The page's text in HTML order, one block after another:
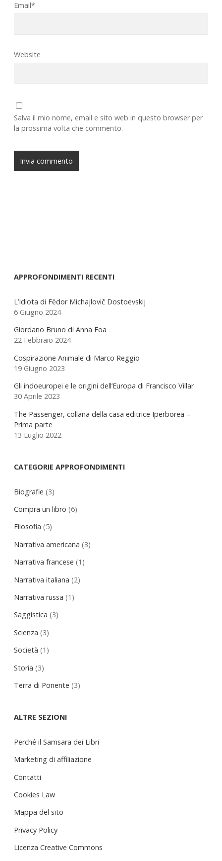
Email*
Website
Salva il mio nome, email e sito web in questo browser per
la prossima volta che commento.
Sidebar
APPROFONDIMENTI RECENTI
L’Idiota di Fëdor Michajlovič Dostoevskij
6 Giugno 2024
Giordano Bruno di Anna Foa
22 Febbraio 2024
Cospirazione Animale di Marco Reggio
19 Giugno 2023
Gli indoeuropei e le origini dell’Europa di Francisco Villar
30 Aprile 2023
The Passenger, collana della casa editrice Iperborea –
Prima parte
13 Luglio 2022
CATEGORIE APPROFONDIMENTI
Biografie (3)
Compra un libro (6)
Filosofia (5)
Narrativa americana (3)
Narrativa francese (1)
Narrativa italiana (2)
Narrativa russa (1)
Saggistica (3)
Scienza (3)
Società (1)
Storia (3)
Terra di Ponente (3)
ALTRE SEZIONI
Perché il Samsara dei Libri
Marketing di affiliazione
Contatti
Cookies Law
Mappa del sito
Privacy Policy
Licenza Creative Commons